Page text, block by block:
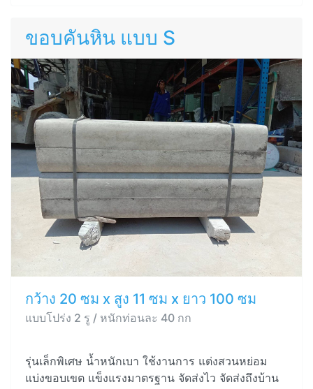
ขอบคันหิน แบบ S
กว้าง 20 ซม x สูง 11 ซม x ยาว 100 ซม
แบบโปร่ง 2 รู / หนักท่อนละ 40 กก
รุ่นเล็กพิเศษ น้ำหนักเบา ใช้งานการ แต่งสวนหย่อม
แบ่งขอบเขต แข็งแรงมาตรฐาน จัดส่งไว จัดส่งถึงบ้าน